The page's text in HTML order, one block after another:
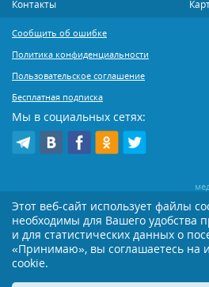
Контакты
Сообщить об ошибке
Политика конфиденциальности
Пользовательское соглашение
Бесплатная подписка
Мы в социальных сетях:
Копирование или иное распространение
воспрещается. Копирование раздела
активной открытой для поисковиков ссылки
Материалы на сайте представлены в
применением тех или иных рекомендаций
Этот веб-сайт использует файлы
необходимы для Вашего удобства
и для статистических данных о
«Принимаю», вы соглашаетесь на
cookie.